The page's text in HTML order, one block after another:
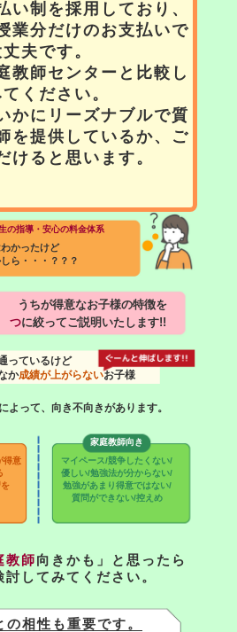
い制を採用しており、
業分だけのお支払いで
夫です。
教師センターと比較し
ください。
かにリーズナブルで質
を提供しているか、ご
けると思います。
の指導・安心の料金体系
かったけど
ら・・・？？？
うちが得意なお子様の特徴を
つに絞ってご説明いたします!!
っているけど
か成績が上がらないお子様
によって、向き不向きがあります。
家庭教師向き
得意
マイペース/競争したくない/
優しい/勉強法が分からない/
勉強があまり得意ではない/
質問ができない/控えめ
教師向きかも」と思ったら
討してみてください。
の相性も重要です。